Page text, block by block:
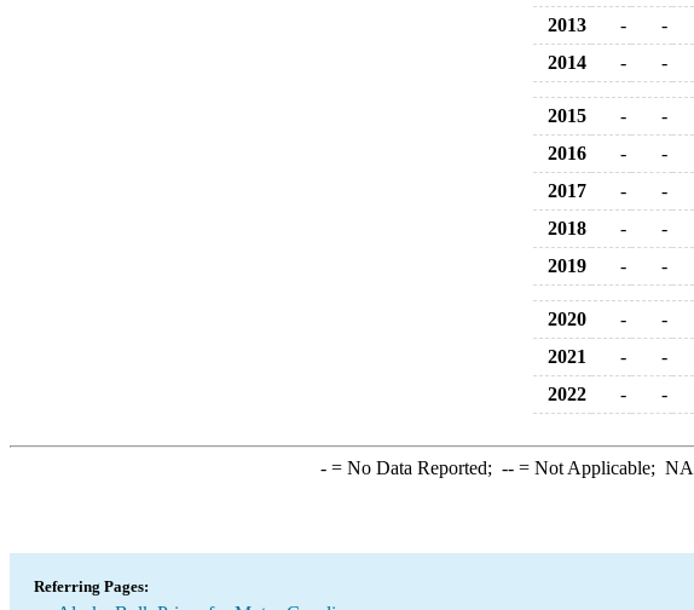
2013
- -
2014
- -
2015 - -
2016
- -
2017
- -
2018
- -
2019
- -
2020 - -
2021
- -
2022
- -
-= No Data Reported; --= Not Applicable; NA
Referring Pages: